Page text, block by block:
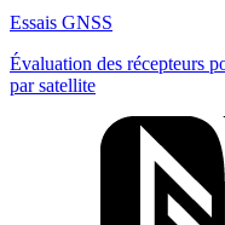
Essais GNSS
Évaluation des récepteurs
par satellite